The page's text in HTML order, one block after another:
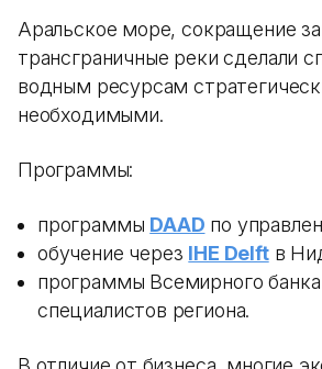
Аральское море, сокращение
трансграничные реки сделали
водным ресурсам
необходимыми.
Программы:
программы DAAD по
обучение через IHE Delftв
программы Всемирного
специалистов региона.